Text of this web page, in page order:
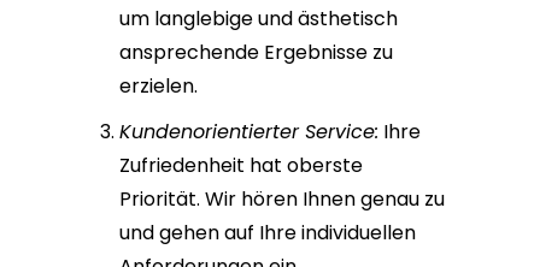
um langlebige und ästhetisch
ansprechende Ergebnisse zu
erzielen.
Kundenorientierter Service: Ihre
Zufriedenheit hat oberste
Priorität. Wir hören Ihnen genau zu
und gehen auf Ihre individuellen